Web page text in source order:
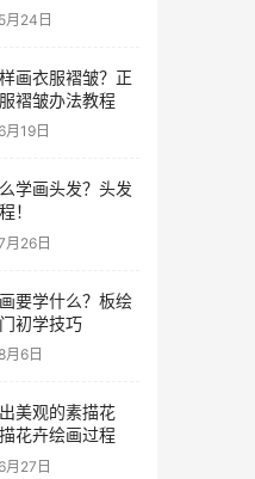
月24日
画衣服褶皱？正
褶皱办法教程
19日
学画头发？头发
！
月26日
要学什么？板绘
初学技巧
6日
美观的素描花
花卉绘画过程
月27日